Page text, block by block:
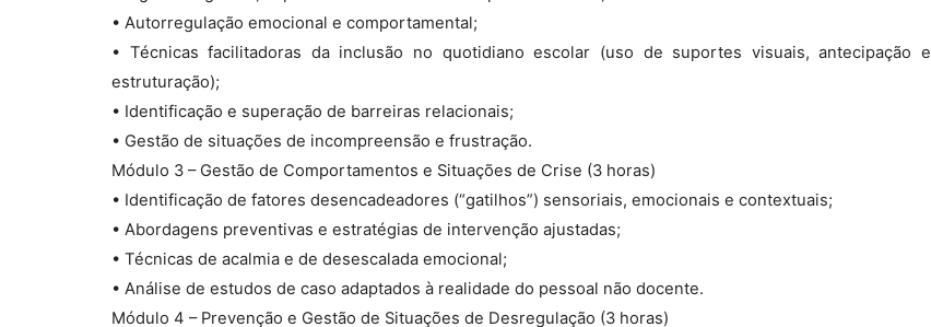
• Autorregulação emocional e comportamental;
• Técnicas facilitadoras da inclusão no quotidiano escolar (uso de suportes visuais, antecipação e
estruturação);
• Identificação e superação de barreiras relacionais;
• Gestão de situações de incompreensão e frustração.
Módulo 3 – Gestão de Comportamentos e Situações de Crise (3 horas)
• Identificação de fatores desencadeadores (“gatilhos”) sensoriais, emocionais e contextuais;
• Abordagens preventivas e estratégias de intervenção ajustadas;
• Técnicas de acalmia e de desescalada emocional;
• Análise de estudos de caso adaptados à realidade do pessoal não docente.
Módulo 4 – Prevenção e Gestão de Situações de Desregulação (3 horas)